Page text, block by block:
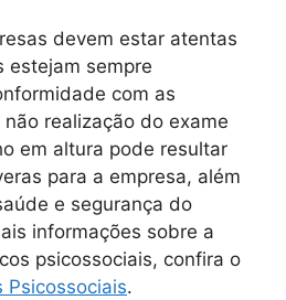
devem estar atentas
estejam sempre
com as
realização do exame
em altura pode resultar
para a empresa, além
e segurança do
informações sobre a
psicossociais, confira o
Psicossociais.